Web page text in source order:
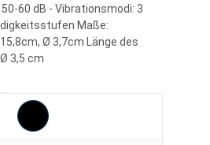
60 dB - Vibrationsmodi: 3
Maße:
Ø 3,7cm Länge des
3,5 cm